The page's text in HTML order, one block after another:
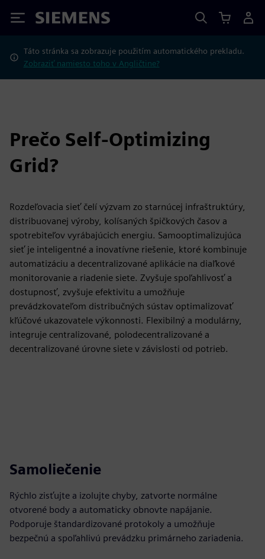
Siemens
Táto stránka sa zobrazuje použitím automatického prekladu.
Zobraziť namiesto toho v Angličtine?
Prečo Self-Optimizing
Grid?
Rozdeľovacia sieť čelí výzvam zo starnúcej infraštruktúry,
distribuovanej výroby, kolísaných špičkových časov a
spotrebiteľov vyrábajúcich energiu. Samooptimalizujúca
sieť je inteligentné a inovatívne riešenie, ktoré kombinuje
automatizáciu a decentralizované aplikácie na diaľkové
monitorovanie a riadenie siete. Zvyšuje spoľahlivosť a
dostupnosť, zvyšuje efektivitu a umožňuje
prevádzkovateľom distribučných sústav optimalizovať
kľúčové ukazovatele výkonnosti. Flexibilný a modulárny,
integruje centralizované, polodecentralizované a
decentralizované úrovne siete v závislosti od potrieb.
Samoliečenie
Rýchlo zisťujte a izolujte chyby, zatvorte normálne
otvorené body a automaticky obnovte napájanie.
Podporuje štandardizované protokoly a umožňuje
bezpečnú a spoľahlivú prevádzku primárneho zariadenia.